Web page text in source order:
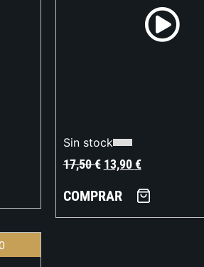
Sin stock
17,50€ 13,90€
COMPRAR